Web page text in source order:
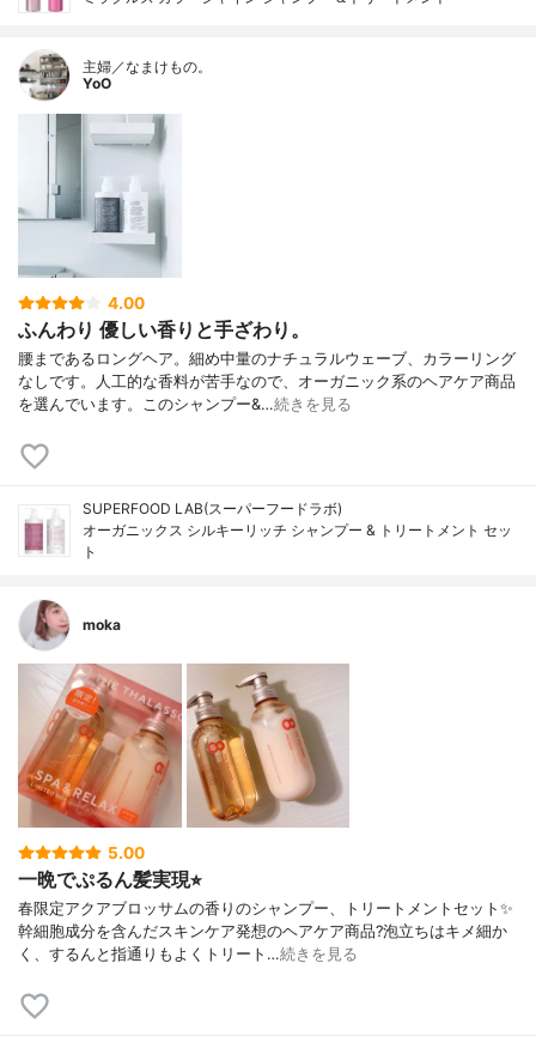
主婦／なまけもの。
YoO
4.00
ふんわり 優しい香りと手ざわり。
腰まであるロングヘア。細め中量のナチュラルウェーブ、カラーリング
なしです。人工的な香料が苦手なので、オーガニック系のヘアケア商品
を選んでいます。このシャンプー&…続きを見る
SUPERFOOD LAB(スーパーフードラボ)
オーガニックス シルキーリッチ シャンプー & トリートメント セッ
ト
moka
5.00
一晩でぷるん髪実現⭐︎
春限定アクアブロッサムの香りのシャンプー、トリートメントセット✨
幹細胞成分を含んだスキンケア発想のヘアケア商品?泡立ちはキメ細か
く、するんと指通りもよくトリート…続きを見る